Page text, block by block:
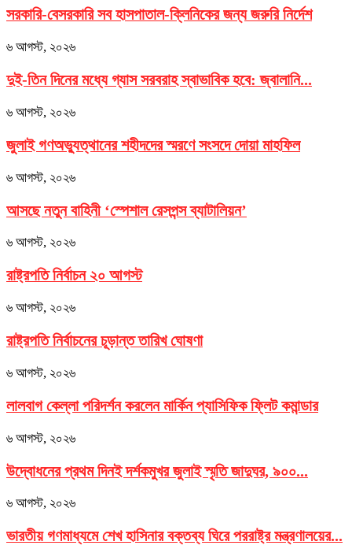
সরকারি-বেসরকারি সব হাসপাতাল-ক্লিনিকের জন্য জরুরি নির্দেশ
৬ আগস্ট, ২০২৬
দুই-তিন দিনের মধ্যে গ্যাস সরবরাহ স্বাভাবিক হবে: জ্বালানি...
৬ আগস্ট, ২০২৬
জুলাই গণঅভ্যুত্থানের শহীদদের স্মরণে সংসদে দোয়া মাহফিল
৬ আগস্ট, ২০২৬
আসছে নতুন বাহিনী ‘স্পেশাল রেসপন্স ব্যাটালিয়ন’
৬ আগস্ট, ২০২৬
রাষ্ট্রপতি নির্বাচন ২০ আগস্ট
৬ আগস্ট, ২০২৬
রাষ্ট্রপতি নির্বাচনের চূড়ান্ত তারিখ ঘোষণা
৬ আগস্ট, ২০২৬
লালবাগ কেল্লা পরিদর্শন করলেন মার্কিন প্যাসিফিক ফ্লিট কমান্ডার
৬ আগস্ট, ২০২৬
উদ্বোধনের প্রথম দিনই দর্শকমুখর জুলাই স্মৃতি জাদুঘর, ৯০০...
৬ আগস্ট, ২০২৬
ভারতীয় গণমাধ্যমে শেখ হাসিনার বক্তব্য ঘিরে পররাষ্ট্র মন্ত্রণালয়ের...